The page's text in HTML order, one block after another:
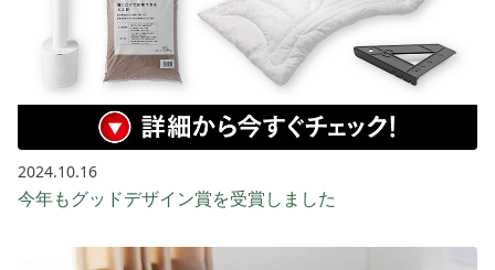
2024.10.16
今年もグッドデザイン賞を受賞しました